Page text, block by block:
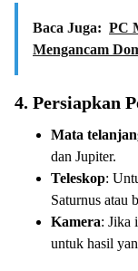
Baca Juga: PC
Mengancam
4. Persiapkan
Mata
dan Jupiter.
Teleskop:
Saturnus atau
Kamera: Jika
untuk hasil